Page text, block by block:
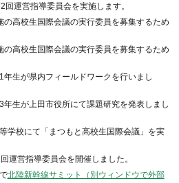
運営指導委員会を実施します。
高校生国際会議の実行委員を募集するため
高校生国際会議の実行委員を募集するため
生が県内フィールドワークを行いまし
生が上田市役所にて課題研究を発表しまし
学校にて「まつもと高校生国際会議」を実
運営指導委員会を開催しました。
北陸新幹線サミット（別ウィンドウで外部